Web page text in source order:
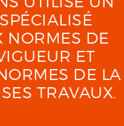
NORMES DE
ET
DE LA
TRAVAUX.